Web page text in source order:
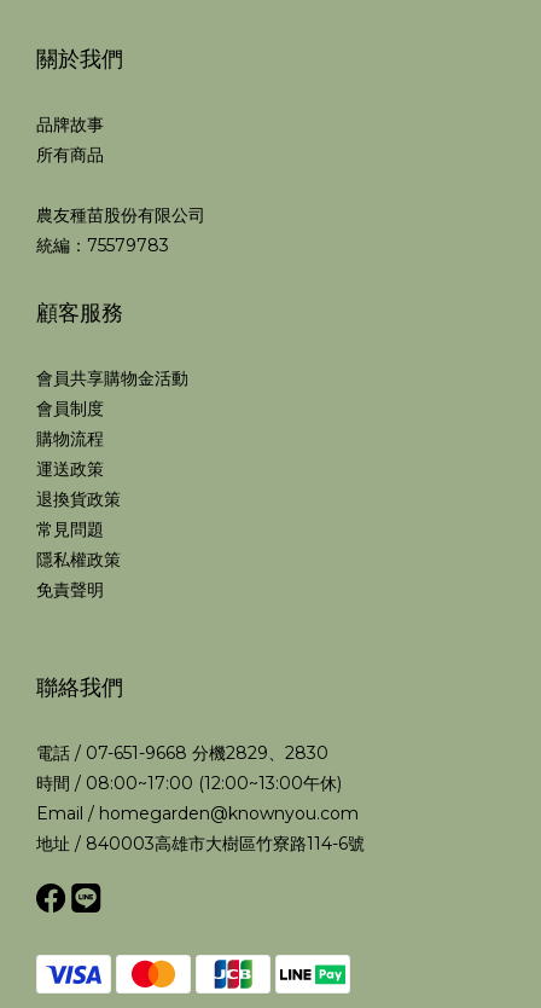
關於我們
品牌故事
所有商品
農友種苗股份有限公司
統編：75579783
顧客服務
會員共享購物金活動
會員制度
購物流程
運送政策
退換貨政策
常見問題
隱私權政策
免責聲明
聯絡我們
電話 / 07-651-9668 分機2829、2830
時間 / 08:00~17:00 (12:00~13:00午休)
Email / homegarden@knownyou.com
地址 / 840003高雄市大樹區竹寮路114-6號